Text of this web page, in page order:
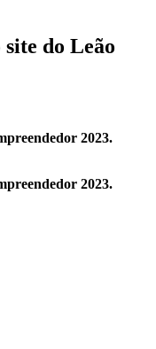
do Leão
2023.
2023.